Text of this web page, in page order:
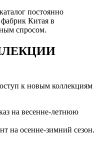
постоянно
Китая в
спросом.
к новым коллекциям
на весенне-летнюю
на осенне-зимний сезон.